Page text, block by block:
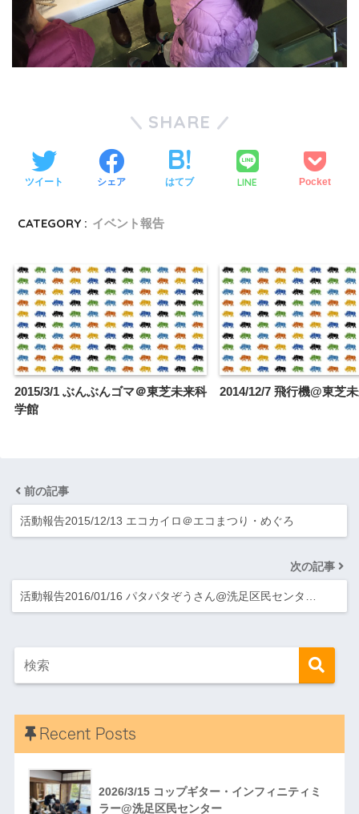
SHARE
ツイート シェア はてブ LINE Pocket
CATEGORY : イベント報告
2015/3/1 ぶんぶんゴマ＠東芝未来科
学館
2014/12/7 飛行機@東芝
前の記事
活動報告2015/12/13 エコカイロ＠エコまつり・めぐろ
次の記事
活動報告2016/01/16 パタパタぞうさん@洗足区民センタ…
Recent Posts
2026/3/15 コップギター・インフィニティミ
ラー@洗足区民センター